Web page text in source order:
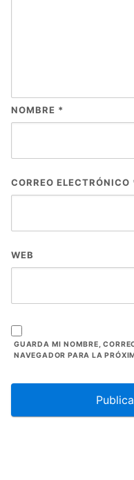
NOMBRE *
CORREO ELECTRÓNICO
WEB
GUARDA MI NOMBRE,
NAVEGADOR PARA LA